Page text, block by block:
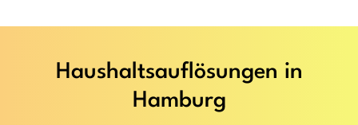
Haushaltsauflösungen in
Hamburg